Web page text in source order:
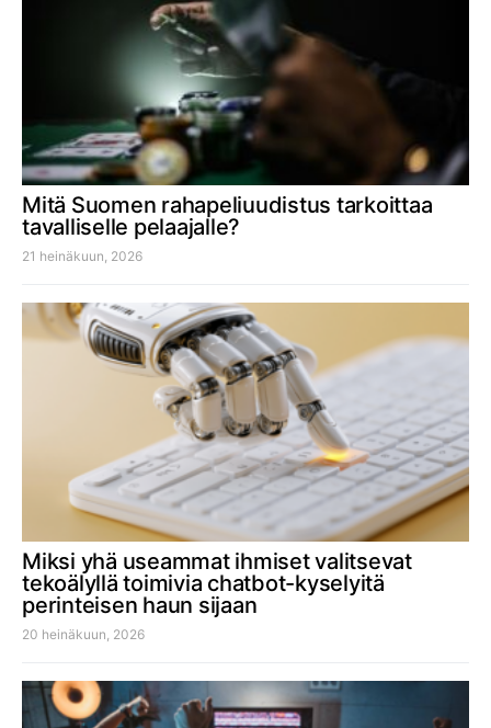
Mitä Suomen rahapeliuudistus tarkoittaa
tavalliselle pelaajalle?
21 heinäkuun, 2026
Miksi yhä useammat ihmiset valitsevat
tekoälyllä toimivia chatbot-kyselyitä
perinteisen haun sijaan
20 heinäkuun, 2026